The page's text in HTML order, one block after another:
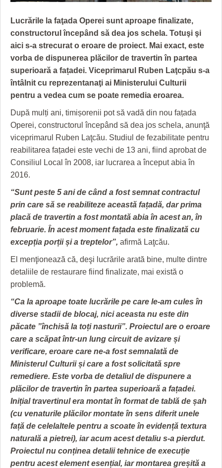
ZIARISTU’ DE TERASĂ
FINANŢĂRI DE LA A LA Z
PE SURSE
UNDE MERGEM
CLIPURI VIDEO
JOCURI ONLINE
ANUNŢURI
CULTURA
INVATAMANT
JUSTITIE
FILME DOCUMENTARE
CLIPURI VIDEO
DIVERSE
FARMACII DIN TIMIŞOARA
HARTA TIMIŞOAREI
LICEE, ŞCOLI ŞI GRĂDINIŢE DIN TIMIŞ
PRIMĂRIILE DIN TIMIŞ
SFATURI JURIDICE
Lucrările la faţada Operei sunt aproape finalizate,
constructorul începând să dea jos schela. Totuşi şi
aici s-a strecurat o eroare de proiect. Mai exact, este
vorba de dispunerea plăcilor de travertin în partea
superioară a fațadei. Viceprimarul Ruben Laţcpău s-a
întâlnit cu reprezentanaţi ai Ministerului Culturii
pentru a vedea cum se poate remedia eroarea.
După mulți ani, timișorenii pot să vadă din nou fațada
Operei, constructorul începând să dea jos schela, anunţă
viceprimarul Ruben Laţcău. Studiul de fezabilitate pentru
reabilitarea fațadei este vechi de 13 ani, fiind aprobat de
Consiliul Local în 2008, iar lucrarea a început abia în
2016.
“Sunt peste 5 ani de când a fost semnat contractul
prin care să se reabiliteze această fațadă, dar prima
placă de travertin a fost montată abia în acest an, în
februarie. În acest moment fațada este finalizată cu
excepția porții și a treptelor”, afirmă Laţcău.
El menţionează că, deşi lucrările arată bine, multe dintre
detaliile de restaurare fiind finalizate, mai există o
problemă.
“Ca la aproape toate lucrările pe care le-am cules în
diverse stadii de blocaj, nici aceasta nu este din
păcate ”închisă la toți nasturii”. Proiectul are o eroare
care a scăpat într-un lung circuit de avizare și
verificare, eroare care ne-a fost semnalată de
Ministerul Culturii și care a fost solicitată spre
remediere. Este vorba de detaliul de dispunere a
plăcilor de travertin în partea superioară a fațadei.
Inițial travertinul era montat în format de tablă de șah
(cu venaturile plăcilor montate în sens diferit unele
față de celelaltele pentru a scoate în evidență textura
naturală a pietrei), iar acum acest detaliu s-a pierdut.
Proiectul nu conținea detalii tehnice de execuție
pentru acest element esențial, iar montarea greșită a